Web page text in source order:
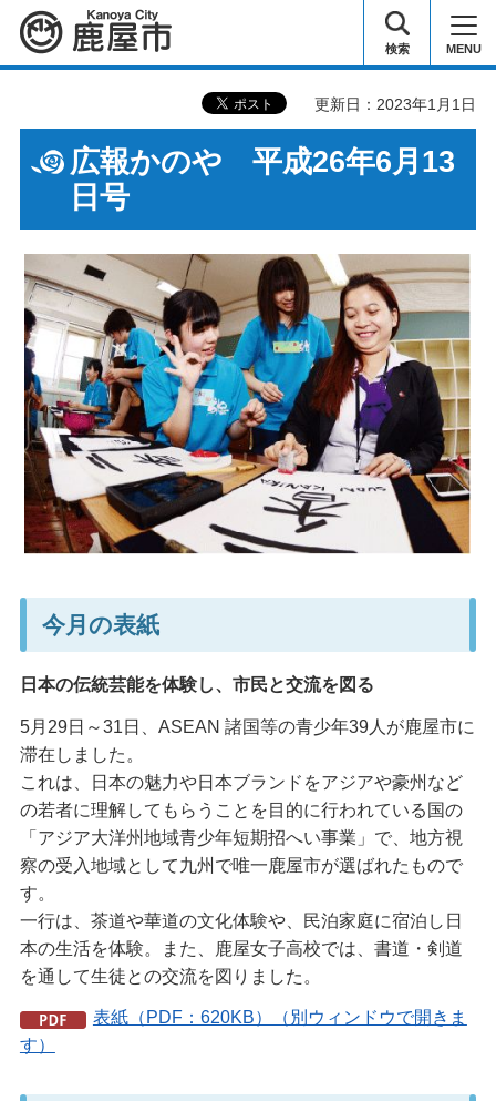
鹿屋市 検索 MENU
更新日：2023年1月1日
広報かのや 平成26年6月13
日号
今月の表紙
日本の伝統芸能を体験し、市民と交流を図る
5月29日～31日、ASEAN 諸国等の青少年39人が鹿屋市に
滞在しました。
これは、日本の魅力や日本ブランドをアジアや豪州など
の若者に理解してもらうことを目的に行われている国の
「アジア大洋州地域青少年短期招へい事業」で、地方視
察の受入地域として九州で唯一鹿屋市が選ばれたもので
す。
一行は、茶道や華道の文化体験や、民泊家庭に宿泊し日
本の生活を体験。また、鹿屋女子高校では、書道・剣道
を通して生徒との交流を図りました。
表紙（PDF：620KB）（別ウィンドウで開きま
す）